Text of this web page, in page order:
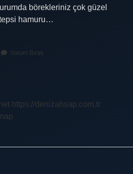
börekleriniz çok güzel
tepsi hamuru…
Yorum Bırak
https://denizahsap.com.tr